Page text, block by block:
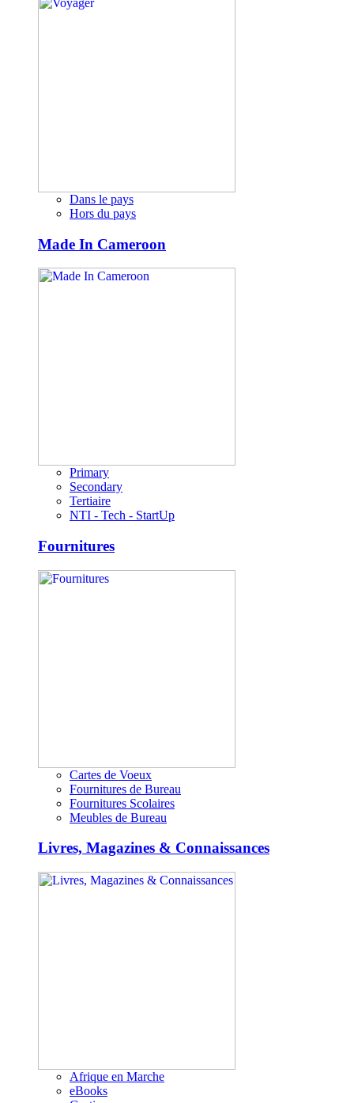
Dans le pays
Hors du pays
Made In Cameroon
Primary
Secondary
Tertiaire
NTI - Tech - StartUp
Fournitures
Cartes de Voeux
Fournitures de Bureau
Fournitures Scolaires
Meubles de Bureau
Livres, Magazines & Connaissances
Afrique en Marche
eBooks